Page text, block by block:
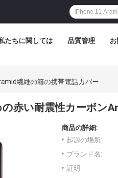
たちに関しては 品質管理
繊維の箱の携帯電話カバー
赤い耐震性カーボン
商品の詳細:
起源の場所:
ブランド名:
証明: